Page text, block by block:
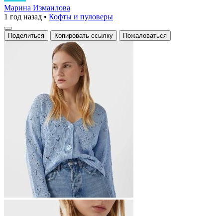
в
нежно-
голубом
привлекает
внимание
ажурным
узором
крупными
пуговицами.
Марина Измаилова
1 год назад • Кофты и пуловеры
Поделиться Копировать ссылку Пожаловаться